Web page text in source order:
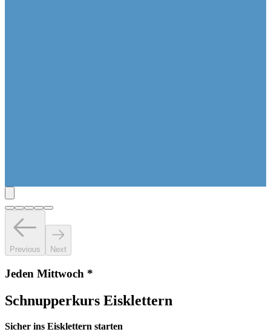
Previous Next
Jeden Mittwoch *
Schnupperkurs Eisklettern
Sicher ins Eisklettern starten